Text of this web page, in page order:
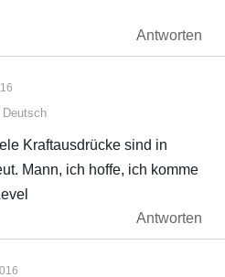
Antworten
Deutsch
Kraftausdrücke sind in
Mann, ich hoffe, ich komme
Antworten